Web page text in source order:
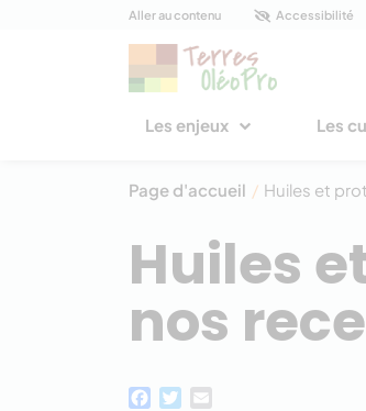
Panneau de gestion des cookies
Aller au contenu Accessibilité
Les enjeux Les
Page d'accueil / Huiles et
Huiles
nos
Facebook
Twitter